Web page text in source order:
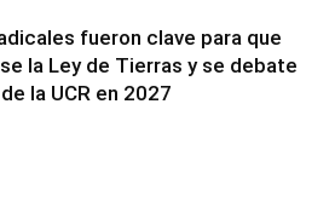
fueron clave para que
la Ley de Tierras y se debate
la UCR en 2027